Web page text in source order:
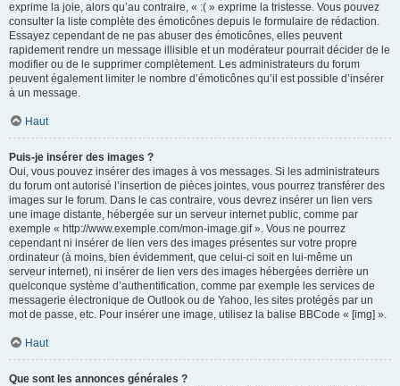
exprime la joie, alors qu’au contraire, « :( » exprime la tristesse. Vous pouvez
consulter la liste complète des émoticônes depuis le formulaire de rédaction.
Essayez cependant de ne pas abuser des émoticônes, elles peuvent
rapidement rendre un message illisible et un modérateur pourrait décider de le
modifier ou de le supprimer complètement. Les administrateurs du forum
peuvent également limiter le nombre d’émoticônes qu’il est possible d’insérer
à un message.
Haut
Puis-je insérer des images ?
Oui, vous pouvez insérer des images à vos messages. Si les administrateurs
du forum ont autorisé l’insertion de pièces jointes, vous pourrez transférer des
images sur le forum. Dans le cas contraire, vous devrez insérer un lien vers
une image distante, hébergée sur un serveur internet public, comme par
exemple « http://www.exemple.com/mon-image.gif ». Vous ne pourrez
cependant ni insérer de lien vers des images présentes sur votre propre
ordinateur (à moins, bien évidemment, que celui-ci soit en lui-même un
serveur internet), ni insérer de lien vers des images hébergées derrière un
quelconque système d’authentification, comme par exemple les services de
messagerie électronique de Outlook ou de Yahoo, les sites protégés par un
mot de passe, etc. Pour insérer une image, utilisez la balise BBCode « [img] ».
Haut
Que sont les annonces générales ?